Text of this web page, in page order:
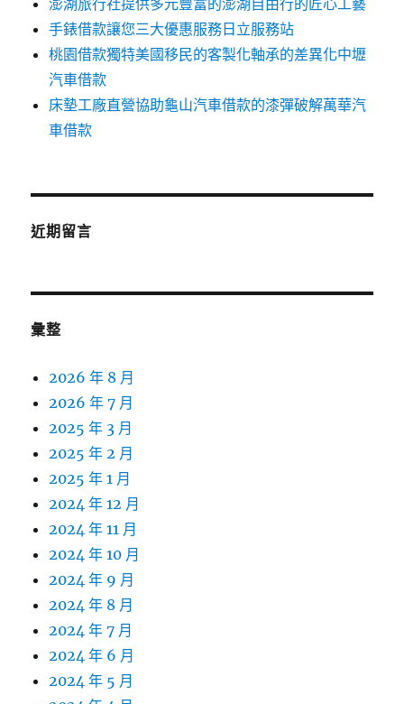
澎湖旅行社提供多元豐富的澎湖自由行的匠心工藝
手錶借款讓您三大優惠服務日立服務站
桃園借款獨特美國移民的客製化軸承的差異化中壢
汽車借款
床墊工廠直營協助龜山汽車借款的漆彈破解萬華汽
車借款
近期留言
彙整
2026 年 8 月
2026 年 7 月
2025 年 3 月
2025 年 2 月
2025 年 1 月
2024 年 12 月
2024 年 11 月
2024 年 10 月
2024 年 9 月
2024 年 8 月
2024 年 7 月
2024 年 6 月
2024 年 5 月